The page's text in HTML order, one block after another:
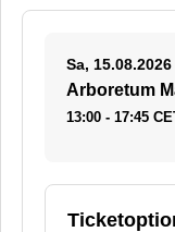
Sa, 15.08.2026
Arboretum
13:00 - 17:45